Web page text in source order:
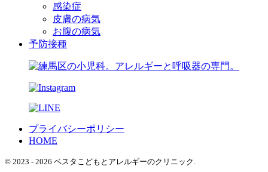
感染症
皮膚の病気
お腹の病気
予防接種
プライバシーポリシー
HOME
© 2023 - 2026 ベスタこどもとアレルギーのクリニック.